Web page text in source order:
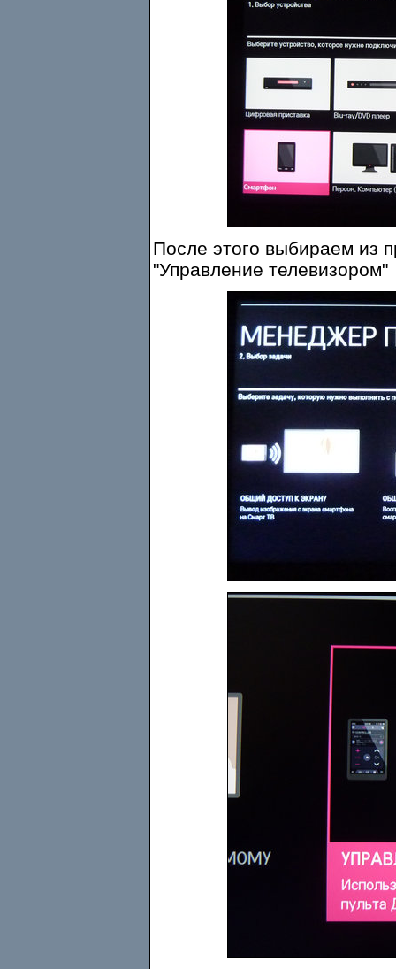
После этого выбираем из
"Управление телевизором"